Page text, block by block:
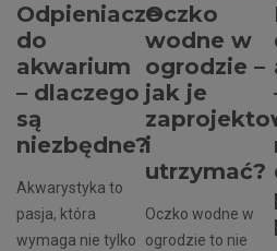
Odpieniacze
do
akwarium
– dlaczego
są
niezbędne?
Akwarystyka to
pasja, która
wymaga nie tylko
Oczko
wodne w
ogrodzie –
jak je
i
utrzymać?
Oczko wodne w
ogrodzie to nie